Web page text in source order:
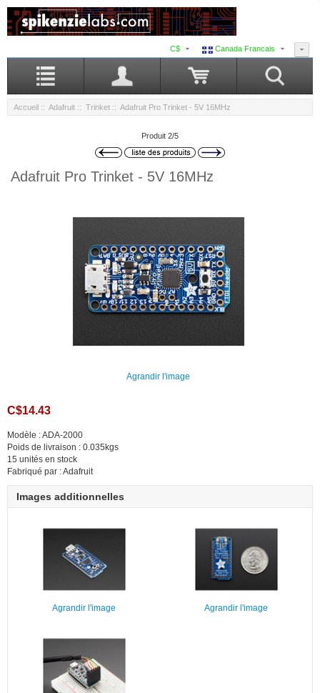
Canada Francais
C$
Accueil :: Adafruit :: Trinket :: Adafruit Pro Trinket - 5V 16MHz
Produit 2/5
Adafruit Pro Trinket - 5V 16MHz
Agrandir l'image
C$14.43
Modèle : ADA-2000
Poids de livraison : 0.035kgs
15 unités en stock
Fabriqué par : Adafruit
Images additionnelles
Agrandir l'image Agrandir l'image